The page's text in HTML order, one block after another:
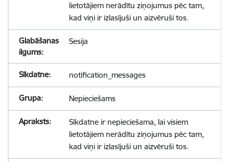
lietotājiem nerādītu ziņojumus pēc tam,
kad viņi ir izlasījuši un aizvēruši tos.
Sesija
notification_messages
Nepieciešams
Sīkdatne ir nepieciešama, lai visiem
lietotājiem nerādītu ziņojumus pēc tam,
kad viņi ir izlasījuši un aizvēruši tos.